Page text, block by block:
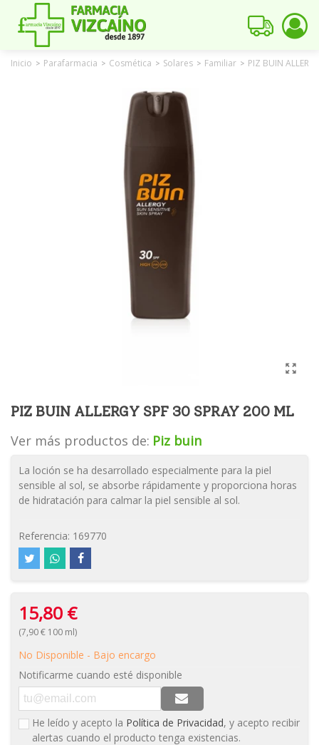
Inicio > Parafarmacia > Cosmética > Solares > Familiar > PIZ BUIN
PIZ BUIN ALLERGY SPF 30 SPRAY 200 ML
Ver más productos de: Piz buin
La loción se ha desarrollado especialmente para la piel
sensible al sol, se absorbe rápidamente y proporciona horas
de hidratación para calmar la piel sensible al sol.
Referencia: 169770
15,80 €
(7,90 € 100 ml)
No Disponible - Bajo encargo
Notificarme cuando esté disponible
He leído y acepto la Política de Privacidad, y acepto recibir
alertas cuando el producto tenga existencias.